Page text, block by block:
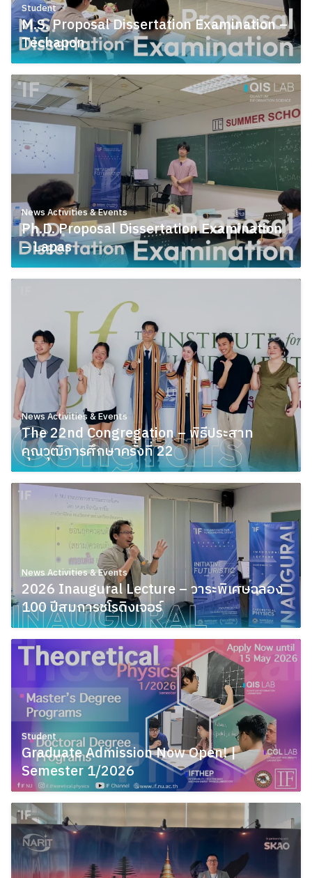
Student
M.S. Proposal Dissertation Examination –
Techapon
March 23, 2026
News Activities & Events
Ph.D. Proposal Dissertation Examination
– Lapas
March 23, 2026
News Activities & Events
The 22nd Congregation – พิธีประสาท
คุณวุฒิการศึกษาครั้งที่ 22
March 11, 2026
News Activities & Events
2026 Inaugural Lecture – วาระพิเศษฉลอง
100 ปีสมการชโรดิงเจอร์
March 10, 2026
Student
Graduate Admission Now Open! |
Semester 1/2026
February 22, 2026